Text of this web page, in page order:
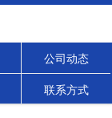
公司动态
联系方式